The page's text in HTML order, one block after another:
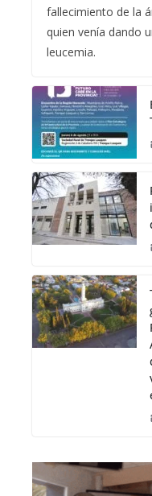
fallecimiento de la
quien venía dando
leucemia.